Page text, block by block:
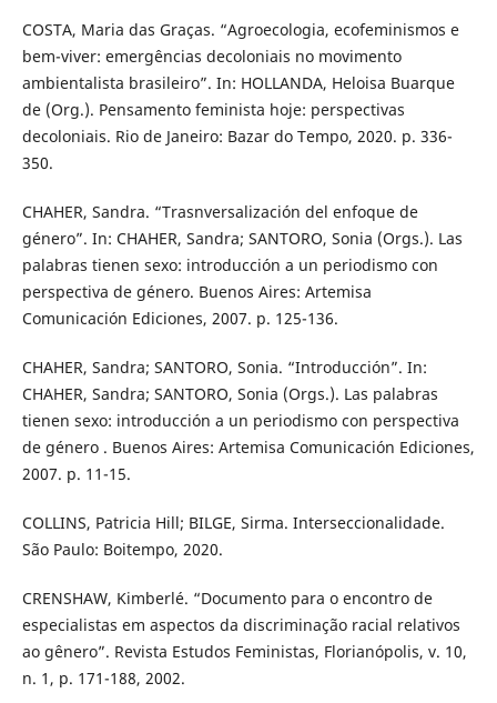
COSTA, Maria das Graças. “Agroecologia, ecofeminismos e
bem-viver: emergências decoloniais no movimento
ambientalista brasileiro”. In: HOLLANDA, Heloisa Buarque
de (Org.). Pensamento feminista hoje: perspectivas
decoloniais. Rio de Janeiro: Bazar do Tempo, 2020. p. 336-
350.
CHAHER, Sandra. “Trasnversalización del enfoque de
género”. In: CHAHER, Sandra; SANTORO, Sonia (Orgs.). Las
palabras tienen sexo: introducción a un periodismo con
perspectiva de género. Buenos Aires: Artemisa
Comunicación Ediciones, 2007. p. 125-136.
CHAHER, Sandra; SANTORO, Sonia. “Introducción”. In:
CHAHER, Sandra; SANTORO, Sonia (Orgs.). Las palabras
tienen sexo: introducción a un periodismo con perspectiva
de género . Buenos Aires: Artemisa Comunicación Ediciones,
2007. p. 11-15.
COLLINS, Patricia Hill; BILGE, Sirma. Interseccionalidade.
São Paulo: Boitempo, 2020.
CRENSHAW, Kimberlé. “Documento para o encontro de
especialistas em aspectos da discriminação racial relativos
ao gênero”. Revista Estudos Feministas, Florianópolis, v. 10,
n. 1, p. 171-188, 2002.